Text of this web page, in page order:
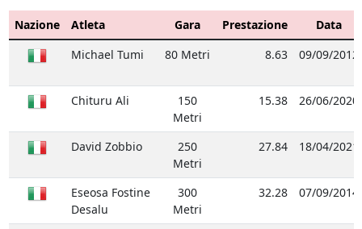
Nazione Atleta Gara Prestazione
Data
Michael Tumi
80 Metri 8.63 09/09/2012
Chituru Ali
150
Metri
15.38 26/06/2020
David Zobbio
250
Metri
27.84 18/04/2021
Eseosa Fostine
Desalu
300
Metri
32.28 07/09/2014